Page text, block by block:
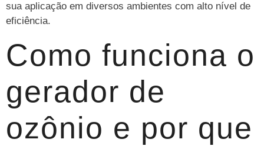
sua aplicação em diversos ambientes com alto nível de
eficiência.
Como funciona o
gerador de
ozônio e por que